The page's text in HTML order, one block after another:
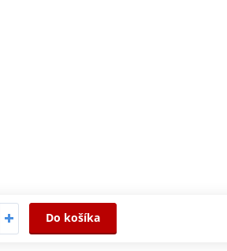
Do košíka